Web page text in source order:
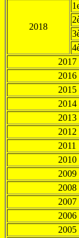
2018
2017
2016
2015
2014
2013
2012
2011
2010
2009
2008
2007
2006
2005